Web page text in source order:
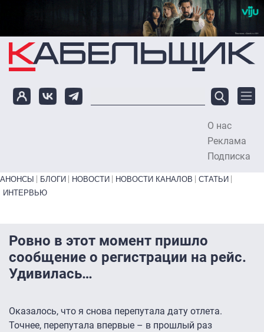
Перейти к основному содержанию
О нас
Реклама
Подписка
Primary links bottom
АНОНСЫ БЛОГИ НОВОСТИ НОВОСТИ КАНАЛОВ
СТАТЬИ
ИНТЕРВЬЮ
Ровно в этот момент пришло
сообщение о регистрации на рейс.
Удивилась…
Оказалось, что я снова перепутала дату отлета.
Точнее, перепутала впервые – в прошлый раз